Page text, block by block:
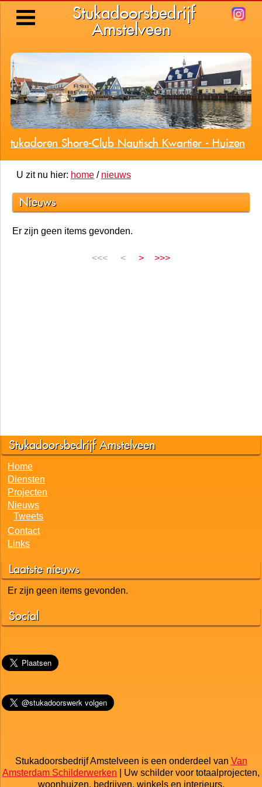
Stukadoorsbedrijf
Amstelveen
Stukadoren Shore-Club Nautisch Kwartier - Huizen
U zit nu hier: home/ nieuws
Nieuws
Er zijn geen items gevonden.
<<< < > >>>
Stukadoorsbedrijf Amstelveen
Home
Diensten
Projecten
Nieuws
Tweets
Contact
Links
Laatste nieuws
Er zijn geen items gevonden.
Social
Stukadoorsbedrijf Amstelveen is een onderdeel van Van
Amsterdam Schilderwerken | Uw schilder voor totaalprojecten,
woonhuizen, bedrijven, winkels en interieurs.